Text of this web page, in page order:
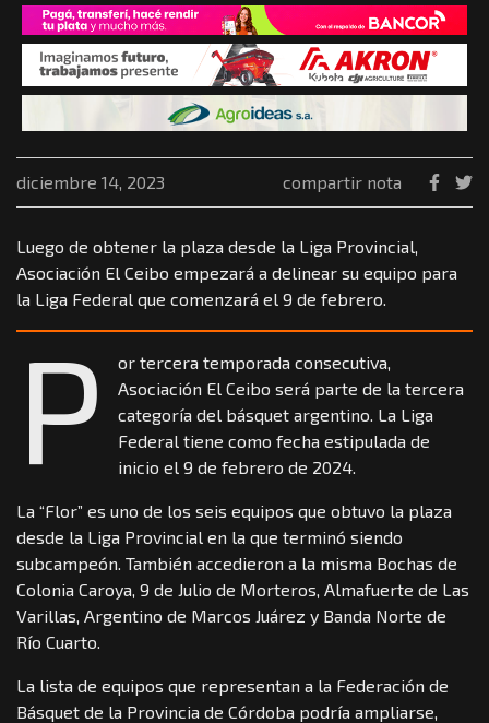
diciembre 14, 2023 compartir nota
Luego de obtener la plaza desde la Liga Provincial,
Asociación El Ceibo empezará a delinear su equipo para
la Liga Federal que comenzará el 9 de febrero.
P
or tercera temporada consecutiva,
Asociación El Ceibo será parte de la tercera
categoría del básquet argentino. La Liga
Federal tiene como fecha estipulada de
inicio el 9 de febrero de 2024.
La “Flor” es uno de los seis equipos que obtuvo la plaza
desde la Liga Provincial en la que terminó siendo
subcampeón. También accedieron a la misma Bochas de
Colonia Caroya, 9 de Julio de Morteros, Almafuerte de Las
Varillas, Argentino de Marcos Juárez y Banda Norte de
Río Cuarto.
La lista de equipos que representan a la Federación de
Básquet de la Provincia de Córdoba podría ampliarse,